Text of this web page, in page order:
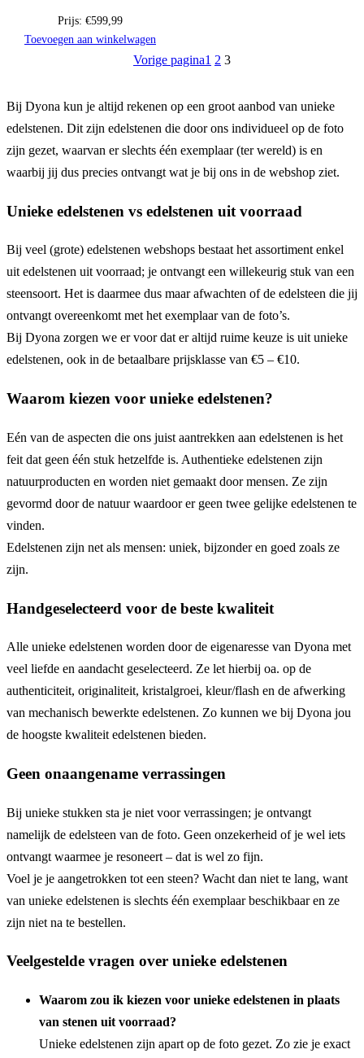
Prijs: €599,99
Toevoegen aan winkelwagen
Vorige pagina1 2 3
Bij Dyona kun je altijd rekenen op een groot aanbod van unieke
edelstenen. Dit zijn edelstenen die door ons individueel op de foto
zijn gezet, waarvan er slechts één exemplaar (ter wereld) is en
waarbij jij dus precies ontvangt wat je bij ons in de webshop ziet.
Unieke edelstenen vs edelstenen uit voorraad
Bij veel (grote) edelstenen webshops bestaat het assortiment enkel
uit edelstenen uit voorraad; je ontvangt een willekeurig stuk van een
steensoort. Het is daarmee dus maar afwachten of de edelsteen die jij
ontvangt overeenkomt met het exemplaar van de foto’s.
Bij Dyona zorgen we er voor dat er altijd ruime keuze is uit unieke
edelstenen, ook in de betaalbare prijsklasse van €5 – €10.
Waarom kiezen voor unieke edelstenen?
Eén van de aspecten die ons juist aantrekken aan edelstenen is het
feit dat geen één stuk hetzelfde is. Authentieke edelstenen zijn
natuurproducten en worden niet gemaakt door mensen. Ze zijn
gevormd door de natuur waardoor er geen twee gelijke edelstenen te
vinden.
Edelstenen zijn net als mensen: uniek, bijzonder en goed zoals ze
zijn.
Handgeselecteerd voor de beste kwaliteit
Alle unieke edelstenen worden door de eigenaresse van Dyona met
veel liefde en aandacht geselecteerd. Ze let hierbij oa. op de
authenticiteit, originaliteit, kristalgroei, kleur/flash en de afwerking
van mechanisch bewerkte edelstenen. Zo kunnen we bij Dyona jou
de hoogste kwaliteit edelstenen bieden.
Geen onaangename verrassingen
Bij unieke stukken sta je niet voor verrassingen; je ontvangt
namelijk de edelsteen van de foto. Geen onzekerheid of je wel iets
ontvangt waarmee je resoneert – dat is wel zo fijn.
Voel je je aangetrokken tot een steen? Wacht dan niet te lang, want
van unieke edelstenen is slechts één exemplaar beschikbaar en ze
zijn niet na te bestellen.
Veelgestelde vragen over unieke edelstenen
Waarom zou ik kiezen voor unieke edelstenen in plaats
van stenen uit voorraad?
Unieke edelstenen zijn apart op de foto gezet. Zo zie je exact